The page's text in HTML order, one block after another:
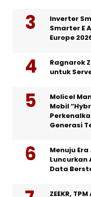
Inverter
Smarter E
Europe
Ragnarok
untuk
Molicel
Mobil
Generasi
Menuju
Luncurkan
Data
ZEEKR,